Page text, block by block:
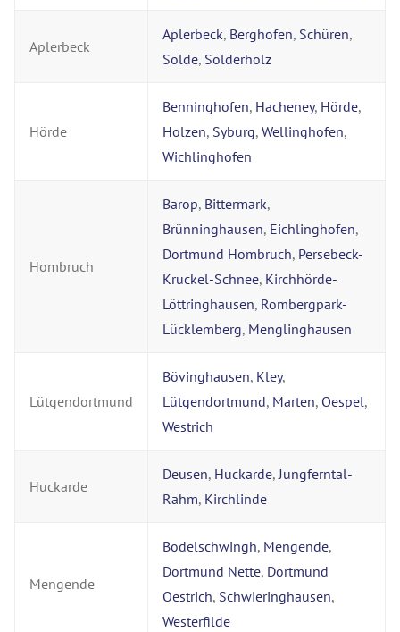
Aplerbeck
Aplerbeck, Berghofen, Schüren,
Sölde, Sölderholz
Hörde
Benninghofen, Hacheney, Hörde,
Holzen, Syburg, Wellinghofen,
Wichlinghofen
Hombruch
Barop, Bittermark,
Brünninghausen, Eichlinghofen,
Dortmund Hombruch, Persebeck-
Kruckel-Schnee, Kirchhörde-
Löttringhausen, Rombergpark-
Lücklemberg, Menglinghausen
Lütgendortmund
Bövinghausen, Kley,
Lütgendortmund, Marten, Oespel,
Westrich
Huckarde
Deusen, Huckarde,Jungferntal-
Rahm, Kirchlinde
Mengende
Bodelschwingh, Mengende,
Dortmund Nette, Dortmund
Oestrich, Schwieringhausen,
Westerfilde